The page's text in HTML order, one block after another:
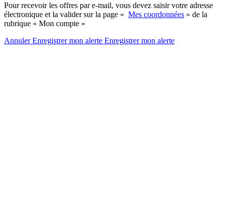
Pour recevoir les offres par e-mail, vous devez saisir votre adresse
électronique et la valider sur la page « Mes coordonnées » de la
rubrique « Mon compte »
AnnulerEnregistrer mon alerte Enregistrermon alerte